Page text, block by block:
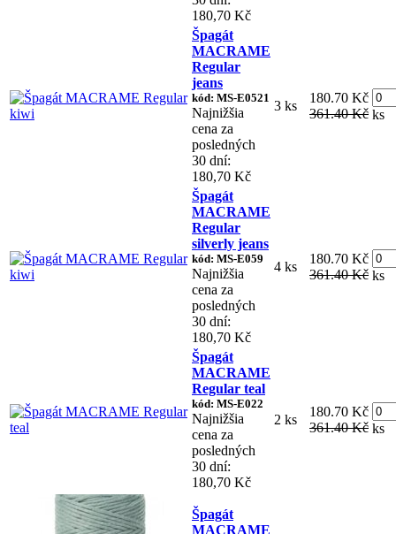
180,70 Kč
Špagát
MACRAME
Regular
jeans
kód: MS-E0521
Najnižšia
cena za
posledných
30 dní:
180,70 Kč
3 ks
180.70 Kč
361.40 Kč ks
Špagát
MACRAME
Regular
silverly jeans
kód: MS-E059
Najnižšia
cena za
posledných
30 dní:
180,70 Kč
4 ks
180.70 Kč
361.40 Kč ks
Špagát
MACRAME
Regular teal
kód: MS-E022
Najnižšia
cena za
posledných
30 dní:
180,70 Kč
2 ks
180.70 Kč
361.40 Kč ks
Špagát
MACRAME